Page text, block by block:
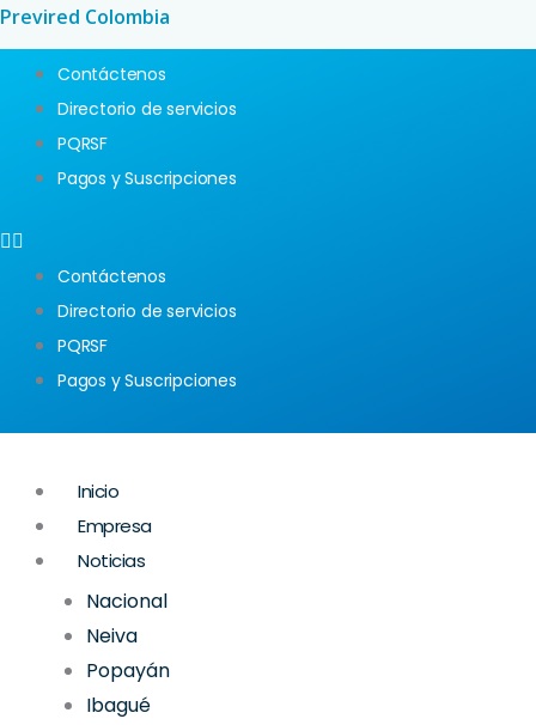
Ir
al
contenido
Previred Colombia
Contáctenos
Directorio de servicios
PQRSF
Pagos y Suscripciones
Contáctenos
Directorio de servicios
PQRSF
Pagos y Suscripciones
Inicio
Empresa
Noticias
Nacional
Neiva
Popayán
Ibagué